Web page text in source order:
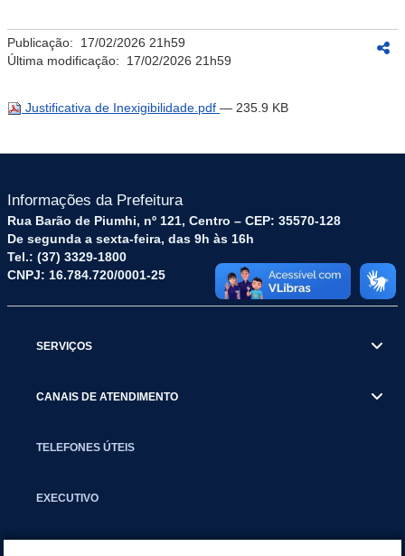
Publicação: 17/02/2026 21h59
Última modificação: 17/02/2026 21h59
Justificativa de Inexigibilidade.pdf — 235.9 KB
Informações da Prefeitura
Rua Barão de Piumhi, nº 121, Centro – CEP: 35570-128
De segunda a sexta-feira, das 9h às 16h
Tel.: (37) 3329-1800
CNPJ: 16.784.720/0001-25
SERVIÇOS
CANAIS DE ATENDIMENTO
TELEFONES ÚTEIS
EXECUTIVO